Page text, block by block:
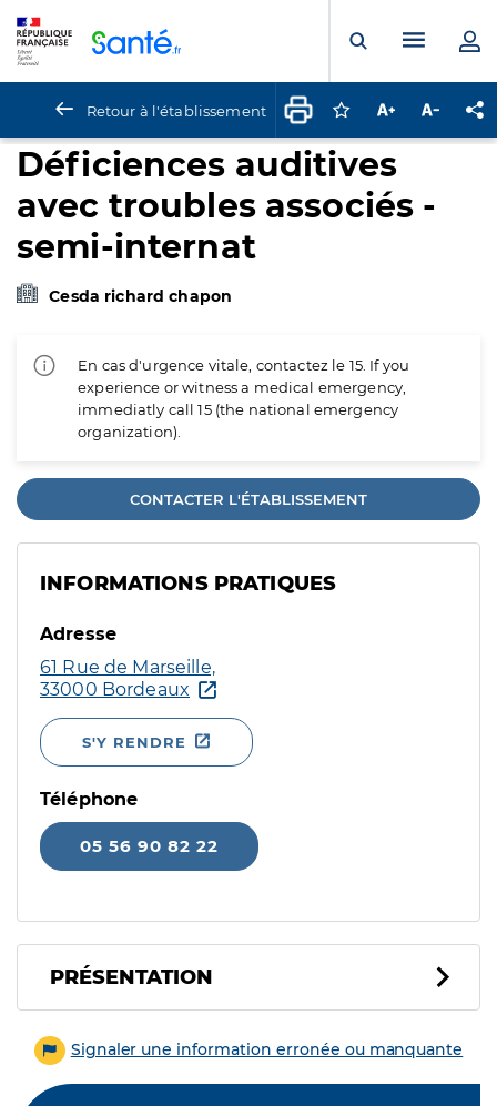
Ouvrir laMenu
Retour à l'établissement Connectez-vous
Augmenter la
Déficiences auditives
avec troubles associés -
semi-internat
Cesda richard chapon
En cas d'urgence vitale, contactez le 15. If you
experience or witness a medical emergency,
immediatly call 15 (the national emergency
organization).
CONTACTER L'ÉTABLISSEMENT
INFORMATIONS PRATIQUES
Adresse
61 Rue de Marseille,
33000 Bordeaux
S'Y RENDRE
Téléphone
05 56 90 82 22
PRÉSENTATION
Signaler une information erronée ou manquante